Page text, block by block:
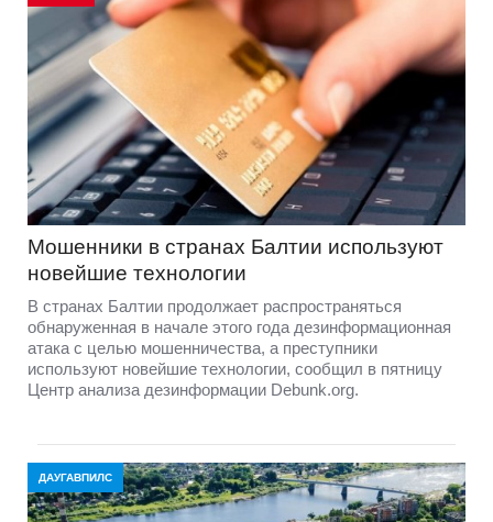
Мошенники в странах Балтии используют
новейшие технологии
В странах Балтии продолжает распространяться
обнаруженная в начале этого года дезинформационная
атака с целью мошенничества, а преступники
используют новейшие технологии, сообщил в пятницу
Центр анализа дезинформации Debunk.org.
ДАУГАВПИЛС